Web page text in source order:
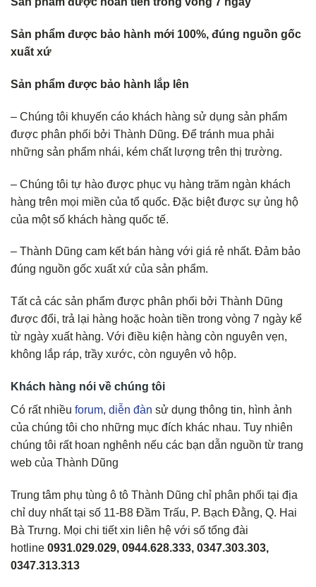
Sản phẩm được bảo hành mới 100%, đúng nguồn gốc
xuất xứ
Sản phẩm được bảo hành lắp lên
– Chúng tôi khuyến cáo khách hàng sử dụng sản phẩm
được phân phối bởi Thành Dũng. Để tránh mua phải
những sản phẩm nhái, kém chất lượng trên thị trường.
– Chúng tôi tự hào được phục vụ hàng trăm ngàn khách
hàng trên mọi miền của tổ quốc. Đặc biệt được sự ủng hộ
của một số khách hàng quốc tế.
– Thành Dũng cam kết bán hàng với giá rẻ nhất. Đảm bảo
đúng nguồn gốc xuất xứ của sản phẩm.
Tất cả các sản phẩm được phân phối bởi Thành Dũng
được đổi, trả lại hàng hoặc hoàn tiền trong vòng 7 ngày kể
từ ngày xuất hàng. Với điều kiện hàng còn nguyên vẹn,
không lắp ráp, trầy xước, còn nguyên vỏ hộp.
Khách hàng nói về chúng tôi
Có rất nhiều forum, diễn đàn sử dụng thông tin, hình ảnh
của chúng tôi cho những mục đích khác nhau. Tuy nhiên
chúng tôi rất hoan nghênh nếu các bạn dẫn nguồn từ trang
web của Thành Dũng
Trung tâm phụ tùng ô tô Thành Dũng chỉ phân phối tại địa
chỉ duy nhất tại số 11-B8 Đầm Trấu, P. Bạch Đằng, Q. Hai
Bà Trưng. Mọi chi tiết xin liên hệ với số tổng đài
hotline 0931.029.029, 0944.628.333, 0347.303.303,
0347.313.313